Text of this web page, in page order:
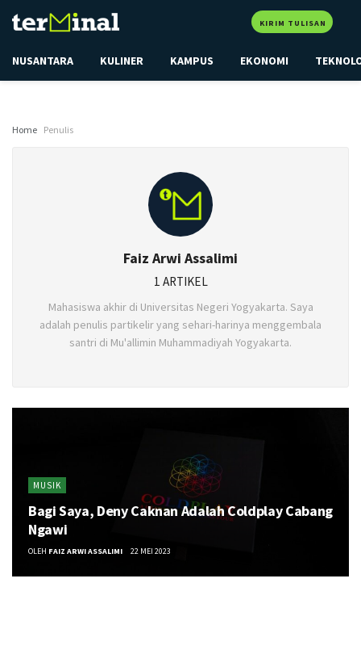
KIRIM TULISAN
NUSANTARA KULINER KAMPUS EKONOMI
Home Penulis
Faiz Arwi Assalimi
1 ARTIKEL
Mahasiswa akhir di Universitas Negeri Yogyakarta. Saya
adalah penulis partikelir yang sehari-harinya menggembala
santri di Mu'allimin Muhammadiyah Yogyakarta.
MUSIK
Bagi Saya, Deny Caknan Adalah Coldplay Cabang
Ngawi
OLEH FAIZ ARWI ASSALIMI 22 MEI 2023